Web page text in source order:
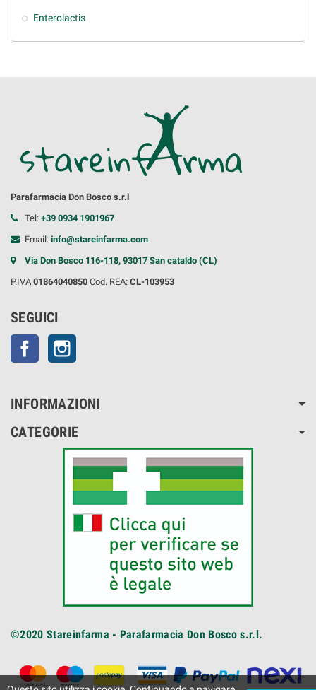
Enterolactis
Parafarmacia Don Bosco s.r.l
Tel: +39 0934 1901967
Email: info@stareinfarma.com
Via Don Bosco 116-118, 93017 San cataldo (CL)
P.IVA 01864040850 Cod. REA: CL-103953
SEGUICI
Facebook
INFORMAZIONI
CATEGORIE
©2020 Stareinfarma - Parafarmacia Don Bosco s.r.l.